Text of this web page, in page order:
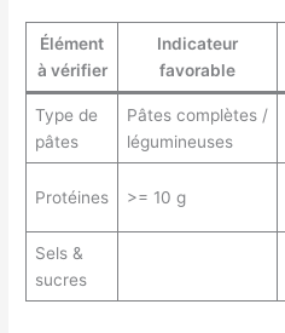
Élément
à vérifier
Indicateur
favorable
Type de
pâtes
Pâtes complètes /
légumineuses
Protéines >= 10 g
Sels &
sucres